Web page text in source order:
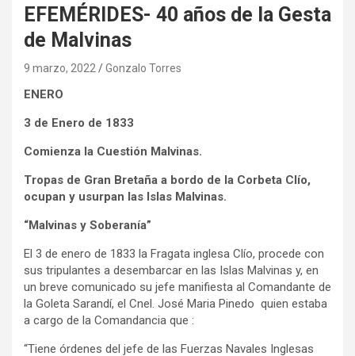
EFEMÉRIDES- 40 años de la Gesta
de Malvinas
9 marzo, 2022 Gonzalo Torres
ENERO
3 de Enero de 1833
Comienza la Cuestión Malvinas.
Tropas de Gran Bretaña a bordo de la Corbeta Clío,
ocupan y usurpan las Islas Malvinas.
“Malvinas y Soberanía”
El 3 de enero de 1833 la Fragata inglesa Clío, procede con
sus tripulantes a desembarcar en las Islas Malvinas y, en
un breve comunicado su jefe manifiesta al Comandante de
la Goleta Sarandí, el Cnel. José Maria Pinedo quien estaba
a cargo de la Comandancia que :
“Tiene órdenes del jefe de las Fuerzas Navales Inglesas